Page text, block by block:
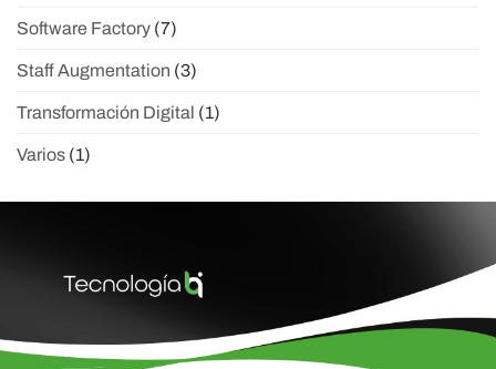
Software Factory (7)
Staff Augmentation (3)
Transformación Digital (1)
Varios (1)